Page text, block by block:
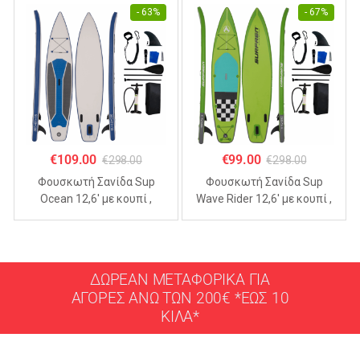
- 63%
€109.00 €298.00
Φουσκωτή Σανίδα Sup
Ocean 12,6′ με κουπί ,
- 67%
€99.00 €298.00
Φουσκωτή Σανίδα Sup
Wave Rider 12,6′ με κουπί ,
ΔΩΡΕΑΝ ΜΕΤΑΦΟΡΙΚΑ ΓΙΑ
ΑΓΟΡΕΣ ΑΝΩ ΤΩΝ 200€ *ΕΩΣ 10
ΚΙΛΑ*